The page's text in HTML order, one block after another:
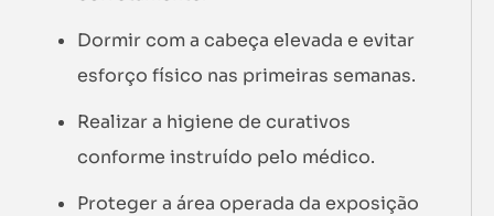
Dormir com a cabeça elevada e evitar
esforço físico nas primeiras semanas.
Realizar a higiene de curativos
conforme instruído pelo médico.
Proteger a área operada da exposição